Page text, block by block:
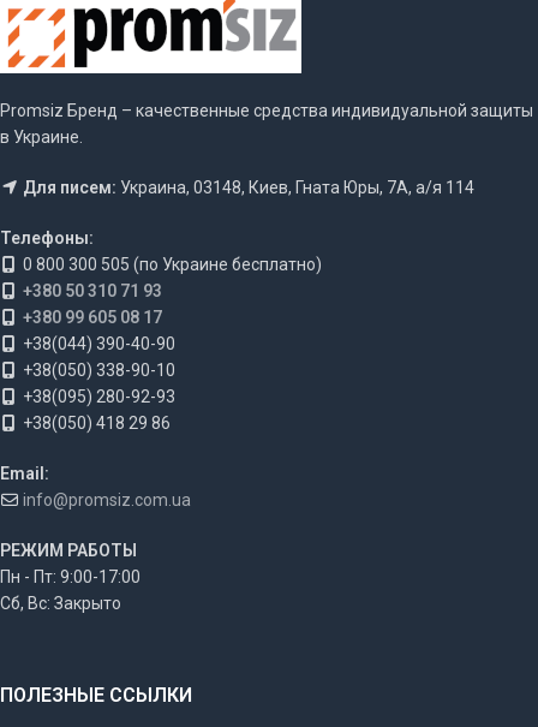
Promsiz Бренд – качественные средства индивидуальной защиты
в Украине.
Для писем: Украина, 03148, Киев, Гната Юры, 7А, а/я 114
Телефоны:
0 800 300 505 (по Украине бесплатно)
+380 50 310 71 93
+380 99 605 08 17
+38(044) 390-40-90
+38(050) 338-90-10
+38(095) 280-92-93
+38(050) 418 29 86
Email:
info@promsiz.com.ua
РЕЖИМ РАБОТЫ
Пн - Пт: 9:00-17:00
Сб, Вс: Закрыто
ПОЛЕЗНЫЕ ССЫЛКИ